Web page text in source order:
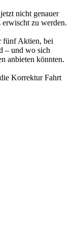
nicht genauer
zu werden.
fünf Aktien, bei
– und wo sich
anbieten könnten.
Korrektur Fahrt